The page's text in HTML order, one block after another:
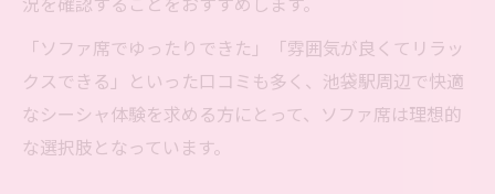
「ソファ席でゆったりできた」「雰囲気が良くてリラッ
クスできる」といった口コミも多く、池袋駅周辺で快適
なシーシャ体験を求める方にとって、ソファ席は理想的
な選択肢となっています。